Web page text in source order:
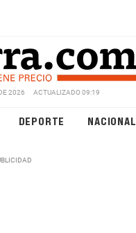
2026 ACTUALIZADO 09:19
DEPORTE NACIONAL